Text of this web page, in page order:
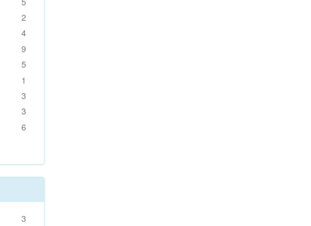
2
4
9
5
1
3
3
6
3